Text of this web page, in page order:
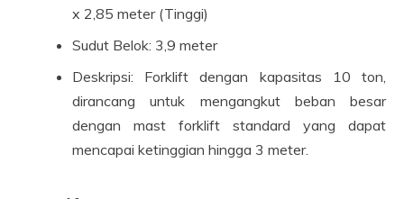
x 2,85 meter (Tinggi)
Sudut Belok: 3,9 meter
Deskripsi: Forklift dengan kapasitas 10 ton,
dirancang untuk mengangkut beban besar
dengan mast forklift standard yang dapat
mencapai ketinggian hingga 3 meter.